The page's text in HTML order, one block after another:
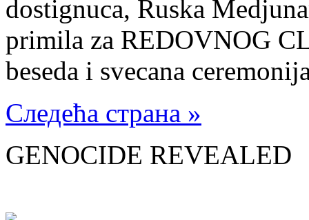
dostignuca, Ruska
primila za REDOVNOG
beseda i svecana
Следећа страна »
GENOCIDE REVEALED